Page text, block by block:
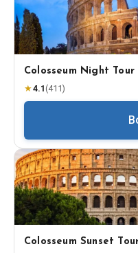
Colosseum Night
★4.1 (411)
Colosseum Sunset